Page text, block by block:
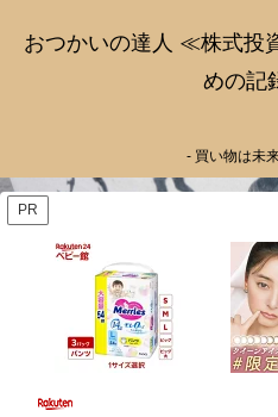
おつかいの達人 ≪株式投
めの記
- 買い物は未
PR